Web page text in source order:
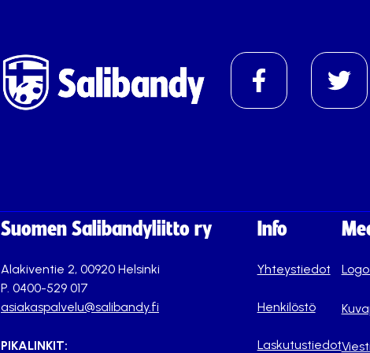
Suomen Salibandyliitto ry
Alakiventie 2, 00920 Helsinki
P. 0400-529 017
asiakaspalvelu@salibandy.fi
PIKALINKIT:
Info
Yhteystiedot
Henkilöstö
Laskutustiedot